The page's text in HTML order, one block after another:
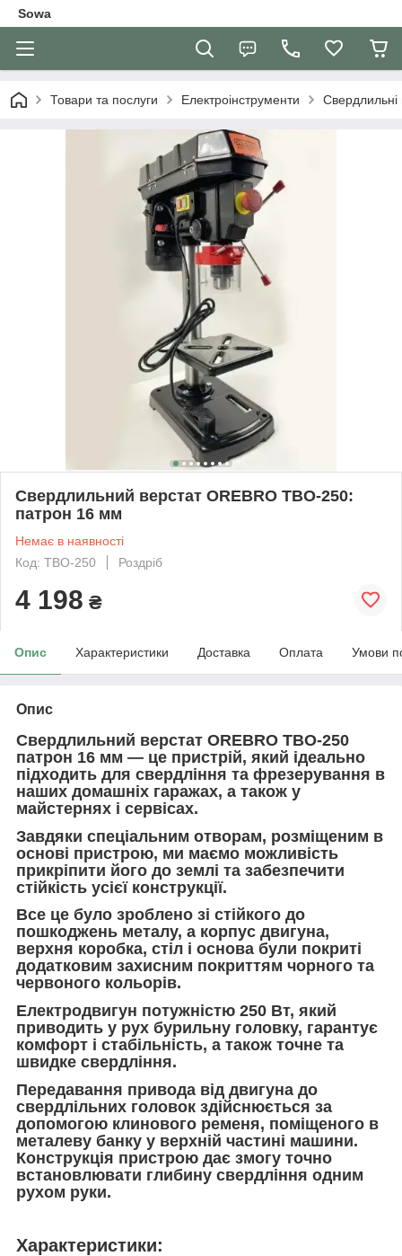
Sowa
Товари та послуги Електроінструменти Свердлильні
Свердлильний верстат OREBRO TBO-250:
патрон 16 мм
Немає в наявності
Код: TBO-250
Роздріб
4 198 ₴
Опис Характеристики Доставка Оплата Умови
Опис
Свердлильний верстат OREBRO TBO-250
патрон 16 мм — це пристрій, який ідеально
підходить для свердління та фрезерування в
наших домашніх гаражах, а також у
майстернях і сервісах.
Завдяки спеціальним отворам, розміщеним в
основі пристрою, ми маємо можливість
прикріпити його до землі та забезпечити
стійкість усієї конструкції.
Все це було зроблено зі стійкого до
пошкоджень металу, а корпус двигуна,
верхня коробка, стіл і основа були покриті
додатковим захисним покриттям чорного та
червоного кольорів.
Електродвигун потужністю 250 Вт, який
приводить у рух бурильну головку, гарантує
комфорт і стабільність, а також точне та
швидке свердління.
Передавання привода від двигуна до
свердлільних головок здійснюється за
допомогою клинового ременя, поміщеного в
металеву банку у верхній частині машини.
Конструкція пристрою дає змогу точно
встановлювати глибину свердління одним
рухом руки.
Характеристики: